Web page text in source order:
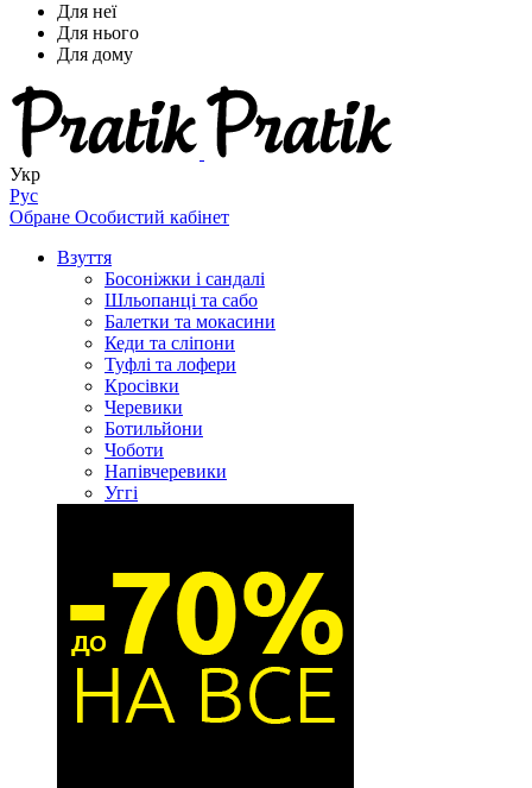
Для неї
Для нього
Для дому
Укр
Рус
Обране Особистий кабінет
Взуття
Босоніжки і сандалі
Шльопанці та сабо
Балетки та мокасини
Кеди та сліпони
Туфлі та лофери
Кросівки
Черевики
Ботильйони
Чоботи
Напівчеревики
Уггі